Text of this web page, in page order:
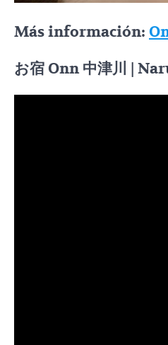
Más información:
お宿 Onn 中津川 |